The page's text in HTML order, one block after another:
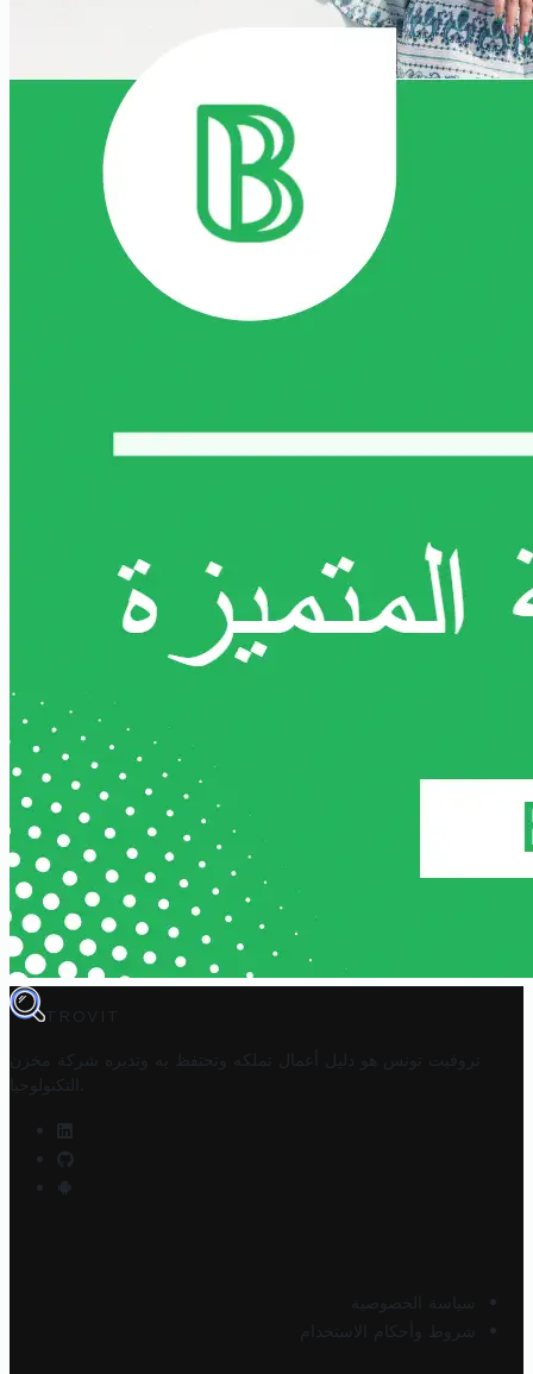
TROVIT
تروفيت تونس هو دليل أعمال تملكه وتحتفظ به وتديره
شركة مخزن
التكنولوجيا
سياسة الخصوصية
شروط وأحكام الاستخدام